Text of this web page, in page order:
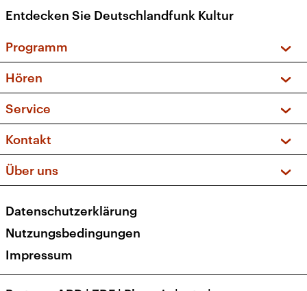
Entdecken Sie Deutschlandfunk Kultur
Programm
Sendungen und Podcasts
Musikliste
Kakadu – Das Kinderprogramm
Hören
Frequenzen (UKW + DAB+)
Service
FAQ
Apps
Newsletter
Kontakt
Social Media
Über uns
Presse
Karriere
Transparenz
Datenschutzerklärung
Nutzungsbedingungen
Impressum